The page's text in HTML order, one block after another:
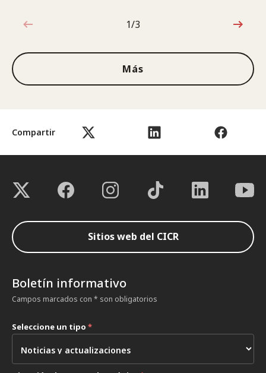
Compartir
1de3
1/3
Más
Sitios web del CICR
Boletín informativo
Campos marcados con * son obligatorios
Seleccione un tipo *